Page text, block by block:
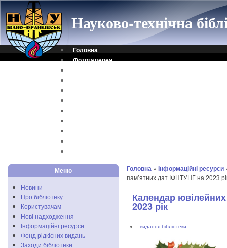
Науково-технічна
Головна
Фотогалерея
Меню
Новини
Про бібліотеку
Користувачам
Нові надходження
Інформаційні ресурси
Фонд рідкісних видань
Заходи бібліотеки
Головна » Інформаційні ресурси
пам’ятних дат ІФНТУНГ на 2023
Календар
2023 рік
видання бібліотеки